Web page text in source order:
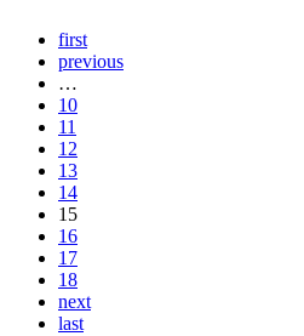
first
previous
…
10
11
12
13
14
15
16
17
18
next
last